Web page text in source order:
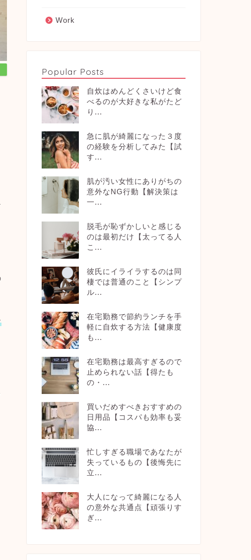
Work
Popular Posts
自炊はめんどくさいけど食
べるのが大好きな私がたど
り...
急に肌が綺麗になった３度
の経験を分析してみた【試
す...
肌が汚い女性にありがちの
意外なNG行動【解決策は
一...
脱毛が恥ずかしいと感じる
のは最初だけ【太ってる人
こ...
彼氏にイライラするのは同
棲では普通のこと【シンプ
ル...
在宅勤務で節約ランチを手
軽に自炊する方法【健康度
も...
在宅勤務は最高すぎるので
止められない話【得たも
の・...
買いだめすべきおすすめの
日用品【コスパも効率も妥
協...
忙しすぎる職場であなたが
失っているもの【後悔先に
立...
大人になって綺麗になる人
の意外な共通点【頑張りす
ぎ...